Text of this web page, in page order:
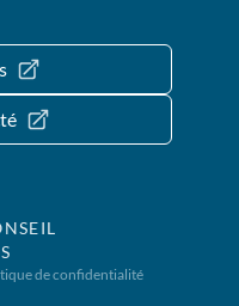
de confidentialité